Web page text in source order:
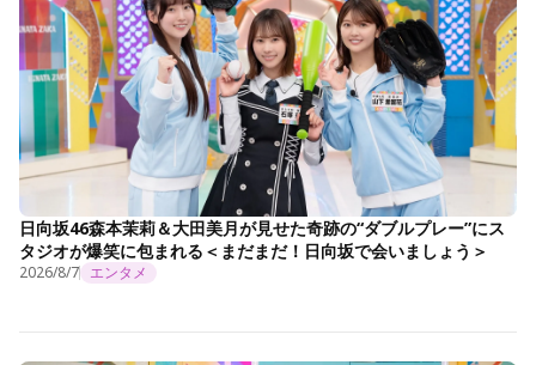
日向坂46森本茉莉＆大田美月が見せた奇跡の“ダブルプレー”にス
タジオが爆笑に包まれる＜まだまだ！日向坂で会いましょう＞
2026/8/7 エンタメ